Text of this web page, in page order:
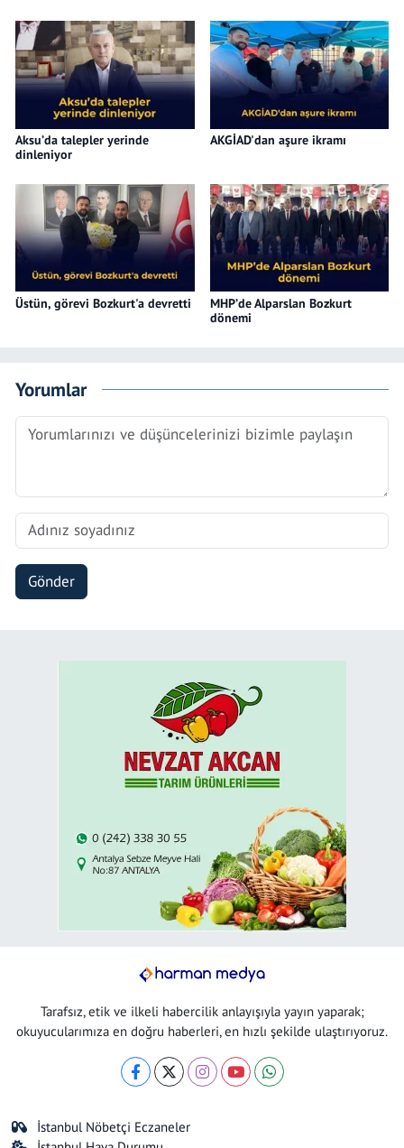
Aksu’da talepler yerinde
dinleniyor
AKGİAD'dan aşure ikramı
Üstün, görevi Bozkurt'a devretti
MHP’de Alparslan Bozkurt
dönemi
Yorumlar
Gönder
Tarafsız, etik ve ilkeli habercilik anlayışıyla yayın yaparak;
okuyucularımıza en doğru haberleri, en hızlı şekilde ulaştırıyoruz.
İstanbul Nöbetçi Eczaneler